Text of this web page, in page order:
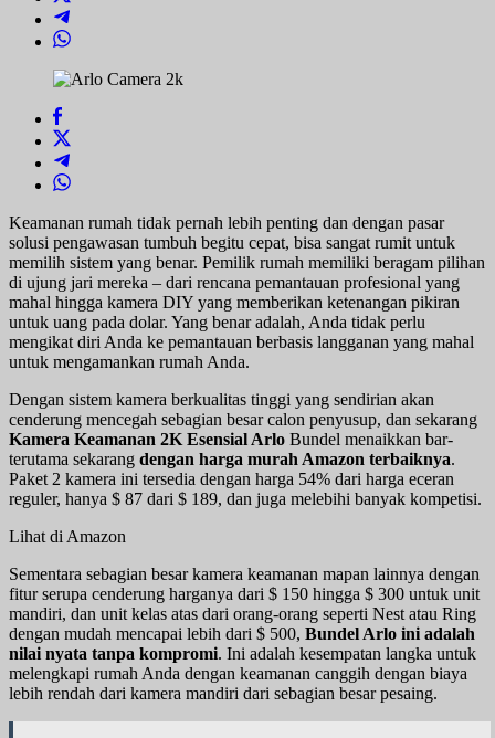
Keamanan rumah tidak pernah lebih penting dan dengan pasar
solusi pengawasan tumbuh begitu cepat, bisa sangat rumit untuk
memilih sistem yang benar. Pemilik rumah memiliki beragam pilihan
di ujung jari mereka – dari rencana pemantauan profesional yang
mahal hingga kamera DIY yang memberikan ketenangan pikiran
untuk uang pada dolar. Yang benar adalah, Anda tidak perlu
mengikat diri Anda ke pemantauan berbasis langganan yang mahal
untuk mengamankan rumah Anda.
Dengan sistem kamera berkualitas tinggi yang sendirian akan
cenderung mencegah sebagian besar calon penyusup, dan sekarang
Kamera Keamanan 2K Esensial Arlo Bundel menaikkan bar-
terutama sekarang dengan harga murah Amazon terbaiknya.
Paket 2 kamera ini tersedia dengan harga 54% dari harga eceran
reguler, hanya $ 87 dari $ 189, dan juga melebihi banyak kompetisi.
Lihat di Amazon
Sementara sebagian besar kamera keamanan mapan lainnya dengan
fitur serupa cenderung harganya dari $ 150 hingga $ 300 untuk unit
mandiri, dan unit kelas atas dari orang-orang seperti Nest atau Ring
dengan mudah mencapai lebih dari $ 500, Bundel Arlo ini adalah
nilai nyata tanpa kompromi. Ini adalah kesempatan langka untuk
melengkapi rumah Anda dengan keamanan canggih dengan biaya
lebih rendah dari kamera mandiri dari sebagian besar pesaing.